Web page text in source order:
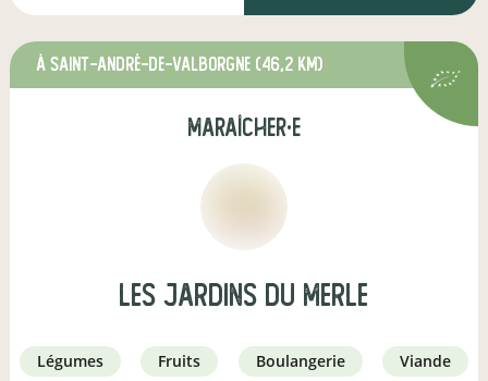
à Saint-André-de-Valborgne (46,2 km)
maraîcher·e
Les Jardins Du Merle
légumes fruits boulangerie viande